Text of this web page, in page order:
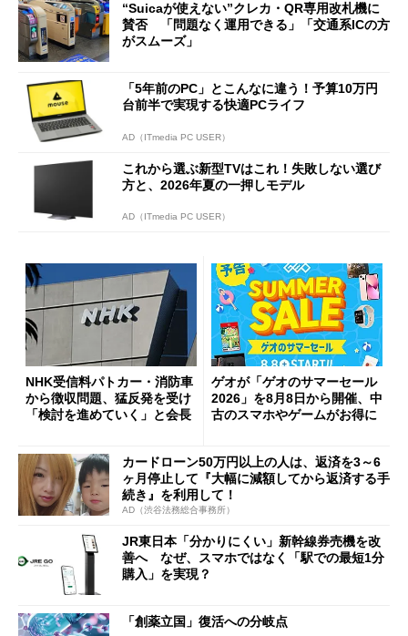
開催
“Suicaが使えない”クレカ・QR専用改札機に
賛否 「問題なく運用できる」「交通系ICの方
がスムーズ」
「5年前のPC」とこんなに違う！予算10万円
台前半で実現する快適PCライフ
AD（ITmedia PC USER）
これから選ぶ新型TVはこれ！失敗しない選び
方と、2026年夏の一押しモデル
AD（ITmedia PC USER）
NHK受信料パトカー・消防車
から徴収問題、猛反発を受け
「検討を進めていく」と会長
ゲオが「ゲオのサマーセール
2026」を8月8日から開催、中
古のスマホやゲームがお得に
カードローン50万円以上の人は、返済を3～6
ヶ月停止して『大幅に減額してから返済する手
続き』を利用して！
AD（渋谷法務総合事務所）
JR東日本「分かりにくい」新幹線券売機を改
善へ なぜ、スマホではなく「駅での最短1分
購入」を実現？
「創薬立国」復活への分岐点